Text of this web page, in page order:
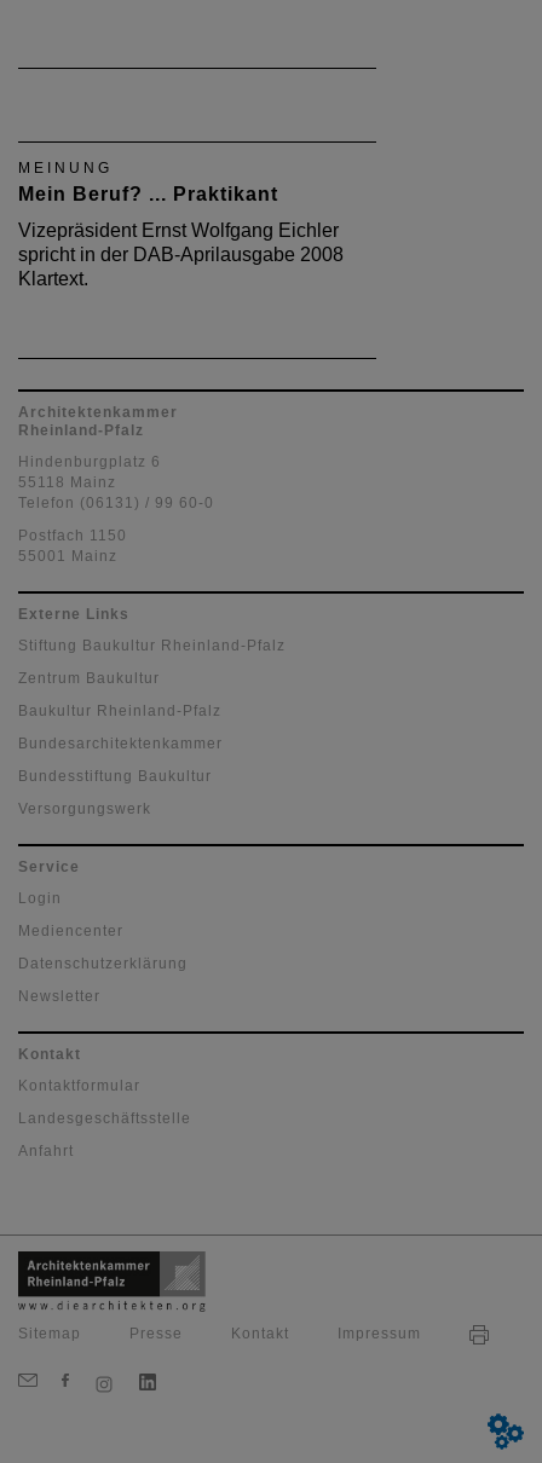
MEINUNG
Mein Beruf? ... Praktikant
Vizepräsident Ernst Wolfgang Eichler
spricht in der DAB-Aprilausgabe 2008
Klartext.
Architektenkammer
Rheinland-Pfalz
Hindenburgplatz 6
55118 Mainz
Telefon (06131) / 99 60-0
Postfach 1150
55001 Mainz
Externe Links
Stiftung Baukultur Rheinland-Pfalz
Zentrum Baukultur
Baukultur Rheinland-Pfalz
Bundesarchitektenkammer
Bundesstiftung Baukultur
Versorgungswerk
Service
Login
Mediencenter
Datenschutzerklärung
Newsletter
Kontakt
Kontaktformular
Landesgeschäftsstelle
Anfahrt
Sitemap Presse Kontakt Impressum